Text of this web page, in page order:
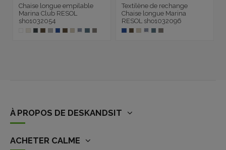
Chaise longue empilable
Marina Club RESOL
sho1032054
Textilène de rechange
Chaise longue Marina
RESOL sho1032096
À PROPOS DE DESKANDSIT
ACHETER CALME